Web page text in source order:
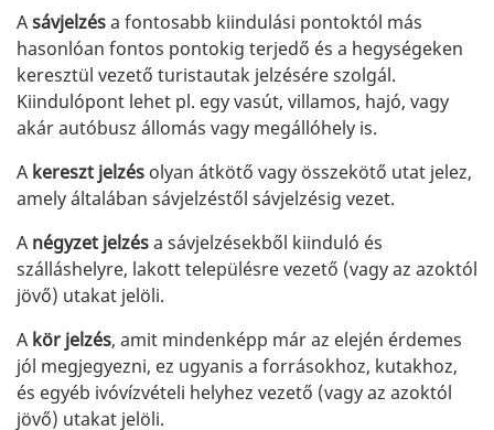
Asávjelzésa fontosabb kiindulási pontoktól más
hasonlóan fontos pontokig terjedő és a hegységeken
keresztül vezető turistautak jelzésére szolgál.
Kiindulópont lehet pl. egy vasút, villamos, hajó, vagy
akár autóbusz állomás vagy megállóhely is.
A kereszt jelzés olyan átkötő vagy összekötő utat jelez,
amely általában sávjelzéstől sávjelzésig vezet.
A négyzet jelzésa sávjelzésekből kiinduló és
szálláshelyre, lakott településre vezető (vagy az azoktól
jövő) utakat jelöli.
A kör jelzés, amit mindenképp már az elején érdemes
jól megjegyezni, ez ugyanis a forrásokhoz, kutakhoz,
és egyéb ivóvízvételi helyhez vezető (vagy az azoktól
jövő) utakat jelöli.